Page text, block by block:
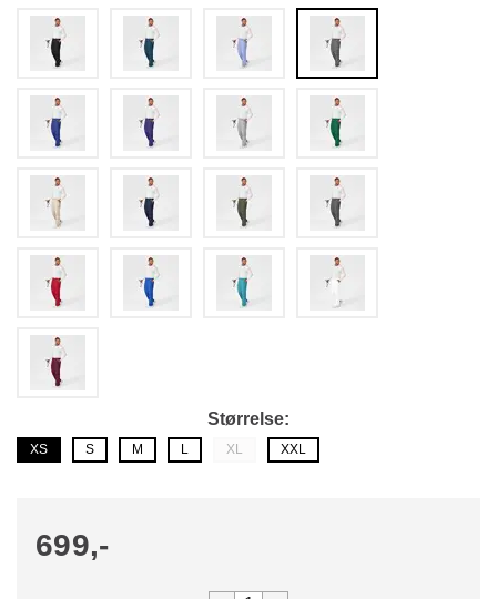
Størrelse
XS S M L XL XXL
699,-